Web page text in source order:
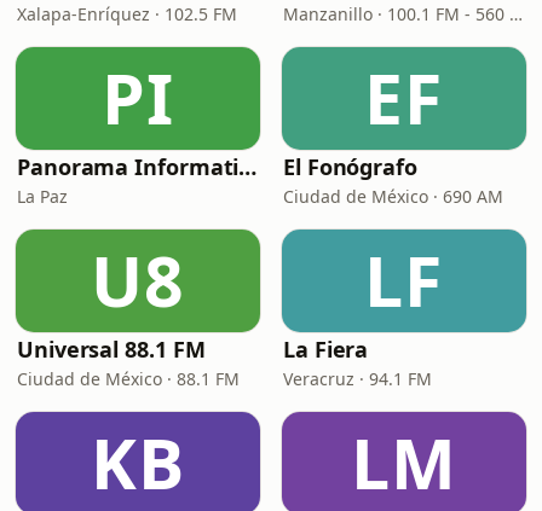
Xalapa-Enríquez · 102.5 FM Manzanillo · 100.1 FM - 560 AM
PI
Panorama Informativo
La Paz
EF
El Fonógrafo
Ciudad de México · 690 AM
U8
Universal 88.1 FM
Ciudad de México · 88.1 FM
LF
La Fiera
Veracruz · 94.1 FM
KB LM